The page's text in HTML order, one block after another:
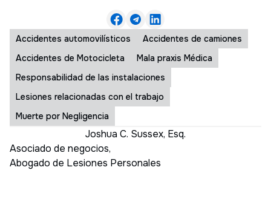
Accidentes automovilísticos
Accidentes de camiones
Accidentes de Motocicleta
Mala praxis Médica
Responsabilidad de las instalaciones
Lesiones relacionadas con el trabajo
Muerte por Negligencia
Joshua C. Sussex, Esq.
Asociado de negocios,
Abogado de Lesiones Personales